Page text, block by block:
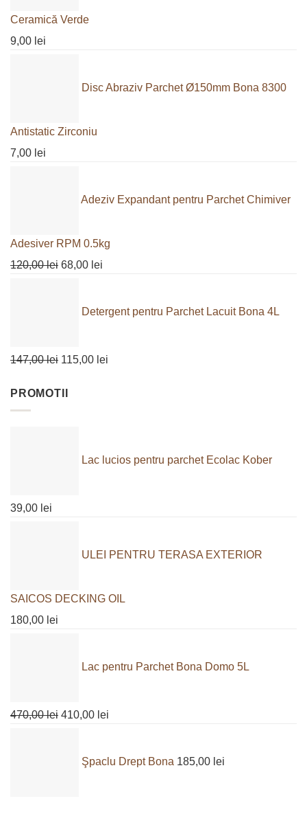
Ceramică Verde
9,00 lei
Disc Abraziv Parchet Ø150mm Bona 8300
Antistatic Zirconiu
7,00 lei
Adeziv Expandant pentru Parchet Chimiver
Adesiver RPM 0.5kg
120,00lei Prețul
68,00 lei
68,00 lei.
Detergent pentru Parchet Lacuit Bona 4L
147,00lei Prețul
a
115,00 lei
PROMOTII
Lac lucios pentru parchet Ecolac Kober
39,00 lei
ULEI PENTRU TERASA EXTERIOR
SAICOS DECKING OIL
180,00 lei
Lac pentru Parchet Bona Domo 5L
470,00lei Prețul
410,00 lei
410,00 lei.
Şpaclu Drept Bona 185,00 lei